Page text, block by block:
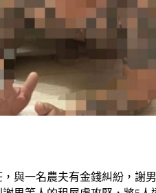
與一名農夫有金錢糾紛，